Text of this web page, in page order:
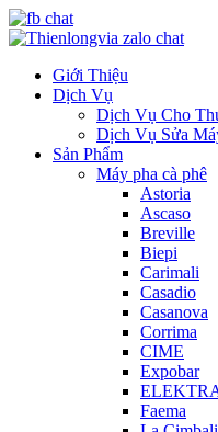
Giới Thiệu
Dịch Vụ
Dịch Vụ Cho
Dịch Vụ Sửa
Sản Phẩm
Máy pha cà phê
Astoria
Ascaso
Breville
Biepi
Carimali
Casadio
Casanova
Corrima
CIME
Expobar
Faema